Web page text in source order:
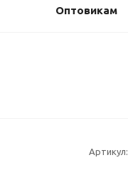
Оптовикам
Артикул: